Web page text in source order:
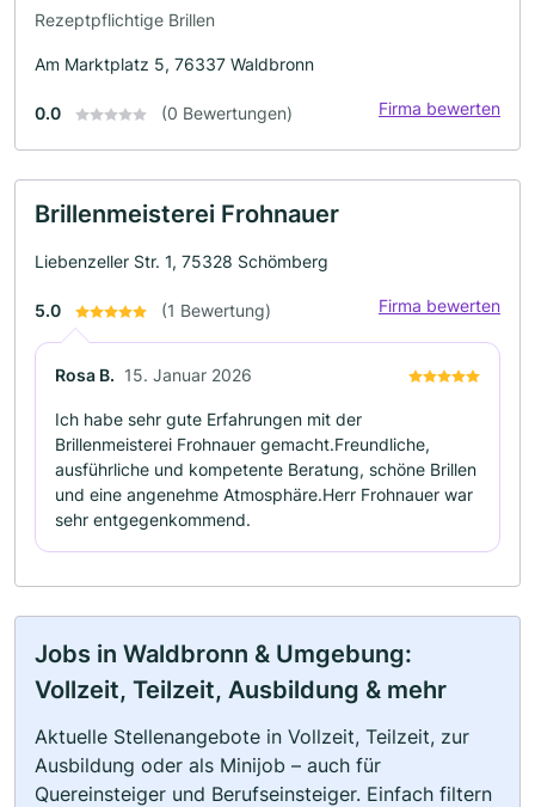
Rezeptpflichtige Brillen
Am Marktplatz 5, 76337 Waldbronn
0.0 (0 Bewertungen) Firma bewerten
Brillenmeisterei Frohnauer
Liebenzeller Str. 1, 75328 Schömberg
5.0 (1 Bewertung) Firma bewerten
Rosa B. 15. Januar 2026
Ich habe sehr gute Erfahrungen mit der
Brillenmeisterei Frohnauer gemacht.Freundliche,
ausführliche und kompetente Beratung, schöne Brillen
und eine angenehme Atmosphäre.Herr Frohnauer war
sehr entgegenkommend.
Jobs in Waldbronn & Umgebung:
Vollzeit, Teilzeit, Ausbildung & mehr
Aktuelle Stellenangebote in Vollzeit, Teilzeit, zur
Ausbildung oder als Minijob – auch für
Quereinsteiger und Berufseinsteiger. Einfach filtern